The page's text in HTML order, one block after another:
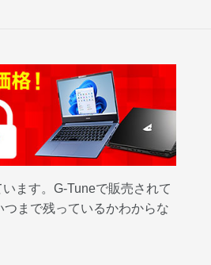
ます。G-Tuneで販売されて
まで残っているかわからな